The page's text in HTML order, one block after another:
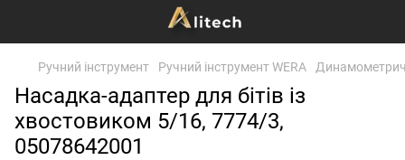
Ручний інструмент Ручний інструмент WERA
Насадка-адаптер для бітів із
хвостовиком 5/16, 7774/3,
05078642001